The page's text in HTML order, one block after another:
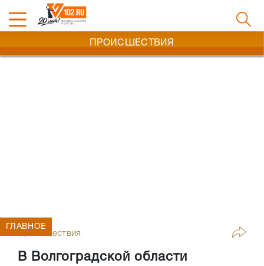
ПРОИСШЕСТВИЯ
Происшествия
В Волгоградской области
ГЛАВНОЕ